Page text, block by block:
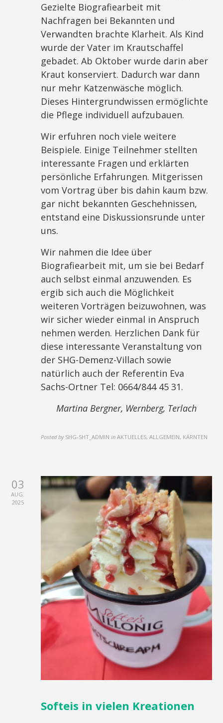
Gezielte Biografiearbeit mit
Nachfragen bei Bekannten und
Verwandten brachte Klarheit. Als Kind
wurde der Vater im Krautschaffel
gebadet. Ab Oktober wurde darin aber
Kraut konserviert. Dadurch war dann
nur mehr Katzenwäsche möglich.
Dieses Hintergrundwissen ermöglichte
die Pflege individuell aufzubauen.
Wir erfuhren noch viele weitere
Beispiele. Einige Teilnehmer stellten
interessante Fragen und erklärten
persönliche Erfahrungen. Mitgerissen
vom Vortrag über bis dahin kaum bzw.
gar nicht bekannten Geschehnissen,
entstand eine Diskussionsrunde unter
uns.
Wir nahmen die Idee über
Biografiearbeit mit, um sie bei Bedarf
auch selbst einmal anzuwenden. Es
ergib sich auch die Möglichkeit
weiteren Vorträgen beizuwohnen, was
wir sicher wieder einmal in Anspruch
nehmen werden. Herzlichen Dank für
diese interessante Veranstaltung von
der SHG-Demenz-Villach sowie
natürlich auch der Referentin Eva
Sachs-Ortner Tel: 0664/844 45 31.
Martina Bergner, Wernberg, Terlach
Posted by SHG-SHT_ADMIN in AKTUELLES, ALLGEMEIN, KÄRNTEN
03
AUG.
2025
Softeis in vielen Kreationen